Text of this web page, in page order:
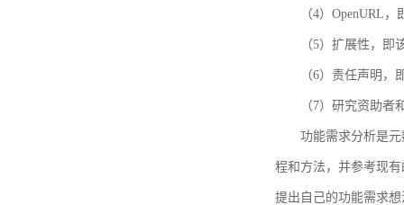
（4）OpenURL
（5）扩展性，
（6）责任声明，
（7）研究资助
功能需求分析是
程和方法，并参考现
提出自己的功能需求